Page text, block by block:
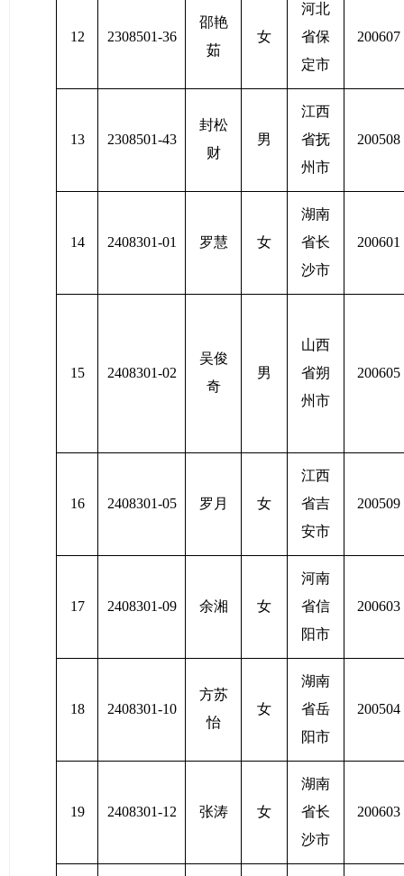
12 2308501-36
邵艳
茹
女
河北
省保
定市
200607
13 2308501-43
封松
财
男
江西
省抚
州市
200508
14 2408301-01 罗慧 女
湖南
省长
沙市
200601
15 2408301-02
吴俊
奇
男
山西
省朔
州市
200605
16 2408301-05 罗月 女
江西
省吉
安市
200509
17 2408301-09 余湘 女
河南
省信
阳市
200603
18 2408301-10
方苏
怡
女
湖南
省岳
阳市
200504
19 2408301-12 张涛 女
湖南
省长
沙市
200603